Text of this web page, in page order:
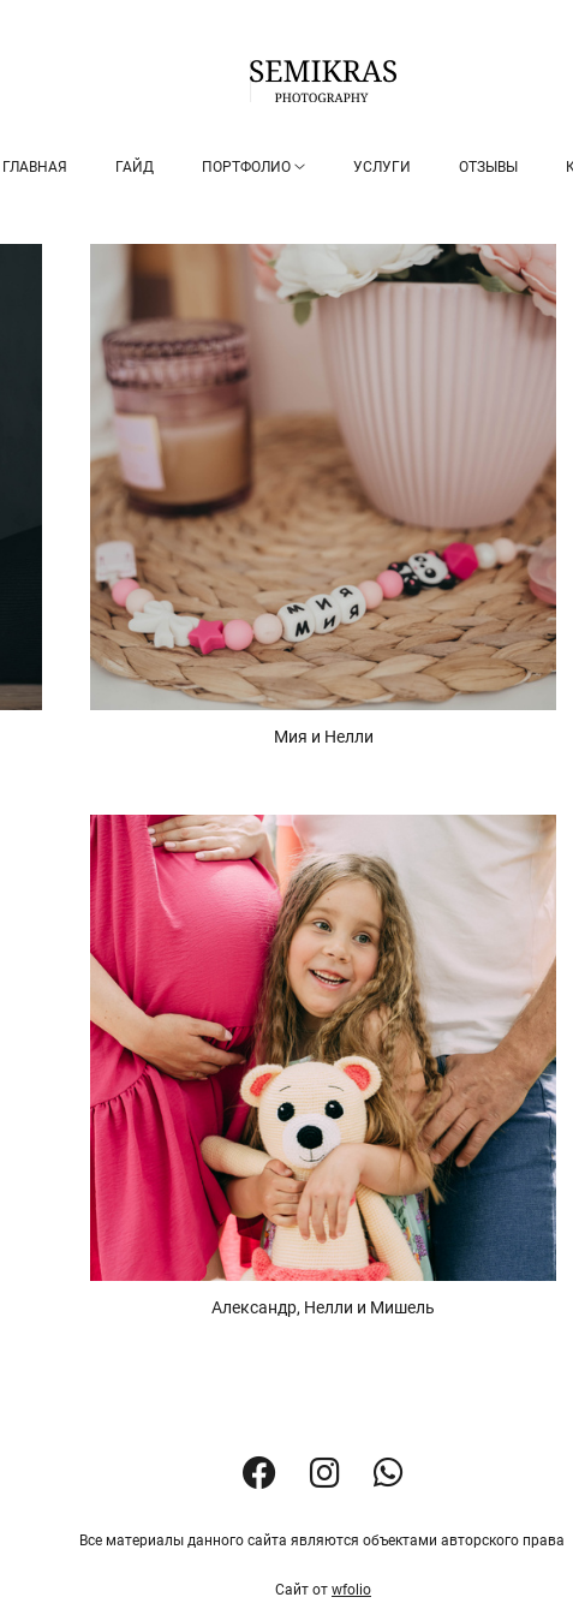
ГЛАВНАЯ ГАЙД ПОРТФОЛИО УСЛУГИ ОТЗЫВЫ
Мия и Нелли
Александр, Нелли и Мишель
Все материалы данного сайта являются объектами авторского права
Сайт от wfolio